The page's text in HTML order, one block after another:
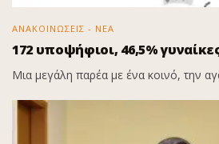
ΑΝΑΚΟΙΝΩΣΕΙΣ - ΝΕΑ
172 υποψήφιοι, 46,5%
Μια μεγάλη παρέα με ένα κοινό, την